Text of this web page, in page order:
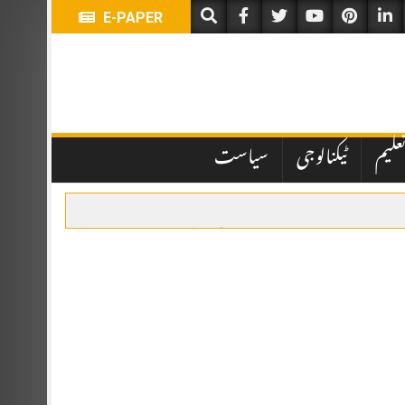
E-PAPER
تعلیم ٹیکنالوجی سیاست
نے انتظامی اور قانونی پہلوؤں پر سوالات کھڑے کر دیے ہیں۔